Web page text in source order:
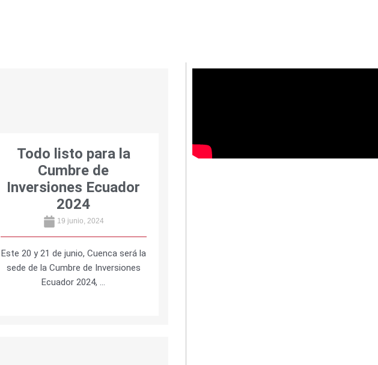
Todo listo para la
Cumbre de
Inversiones Ecuador
2024
19 junio, 2024
Este 20 y 21 de junio, Cuenca será la
sede de la Cumbre de Inversiones
Ecuador 2024, …